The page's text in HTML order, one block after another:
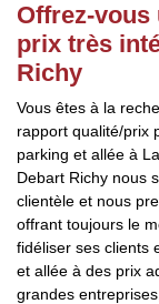
Offrez-vous
prix très
Richy
Vous êtes à la
rapport qualité/prix
parking et allée à
Debart Richy nous
clientèle et nous
offrant toujours le
fidéliser ses clients
et allée à des prix
grandes